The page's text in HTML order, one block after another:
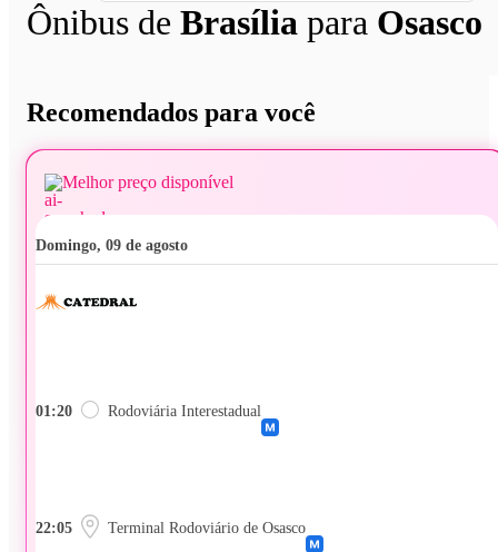
Ônibus de Brasília para Osasco
Recomendados para você
Melhor preço disponível
domingo, 09 de agosto
01:20 Rodoviária Interestadual
22:05 Terminal Rodoviário de Osasco